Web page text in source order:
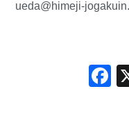
ueda@himeji-